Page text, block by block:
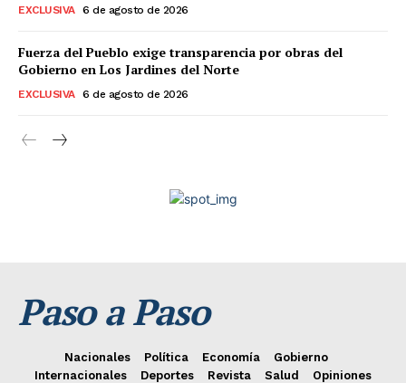
EXCLUSIVA 6 de agosto de 2026
Fuerza del Pueblo exige transparencia por obras del
Gobierno en Los Jardines del Norte
EXCLUSIVA 6 de agosto de 2026
Paso a Paso
Nacionales Política Economía
Gobierno
Internacionales
Deportes Revista Salud Opiniones